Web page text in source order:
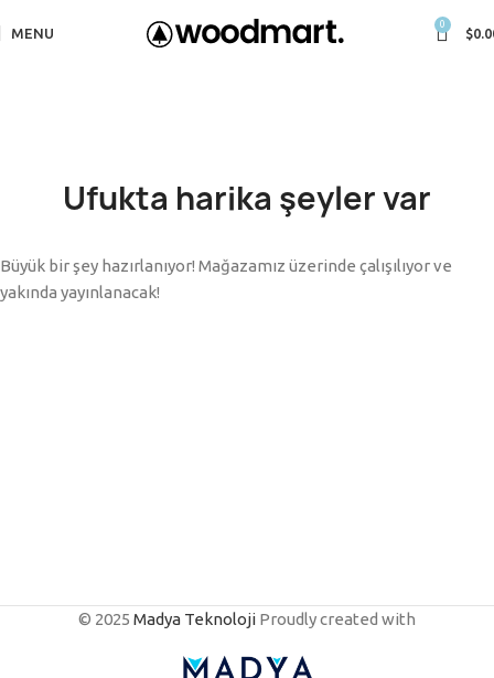
MENU
0
$
Ufukta harika şeyler var
Büyük bir şey hazırlanıyor! Mağazamız üzerinde çalışılıyor ve
yakında yayınlanacak!
© 2025 Madya Teknoloji Proudly created with